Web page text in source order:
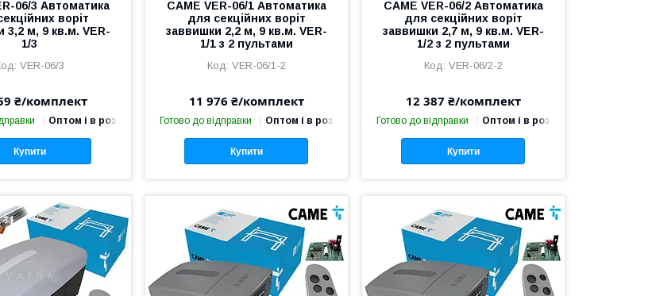
06/3 Автоматика
воріт
3,2 м, 9 кв.м. VER-
1/3
VER-06/3
₴/комплект
Оптом і в роздріб
Купити
CAME VER-06/1 Автоматика
для секційних воріт
заввишки 2,2 м, 9 кв.м. VER-
1/1 з 2 пультами
VER-06/1-2
11 976 ₴/комплект
Готово до відправки Оптом і в роздріб
Купити
CAME VER-06/2 Автоматика
для секційних воріт
заввишки 2,7 м, 9 кв.м. VER-
1/2 з 2 пультами
VER-06/2-2
12 387 ₴/комплект
Готово до відправки Оптом і в роздріб
Купити